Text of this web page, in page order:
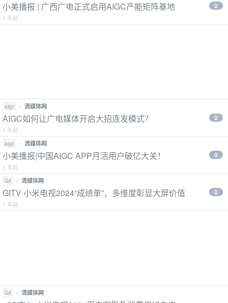
小美播报 | 广西广电正式启用AIGC产能矩阵基地
1 年前
0
aigc • 流媒体网
AIGC如何让广电媒体开启大招连发模式？
1 年前
0
aigc • 流媒体网
小美播报|中国AIGC APP月活用户破亿大关！
1 年前
0
Git • 流媒体网
GITV·小米电视2024“成绩单”，多维度彰显大屏价值
1 年前
0
Git • 流媒体网